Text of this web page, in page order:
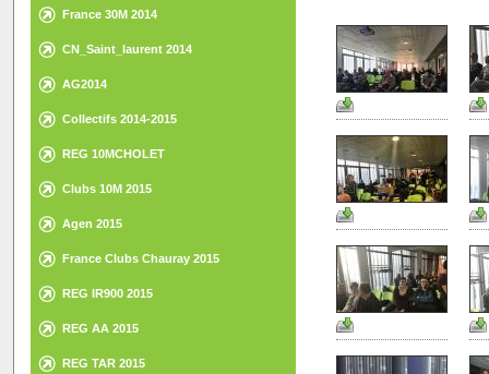
France 30M 2014
CN_Saint_laurent 2014
AG2014
Collectifs 2014-2015
REG 10MCHOLET
Clubs 10M 2015
Agen 2015
France Clubs Chauray 2015
REG IR900 2015
REG AA 2015
REG TAR 2015